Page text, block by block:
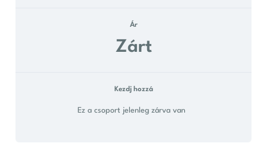
Ár
Zárt
Kezdj hozzá
Ez a csoport jelenleg zárva van